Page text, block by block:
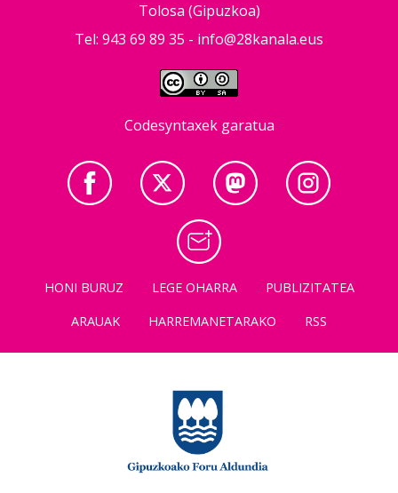
Tolosa (Gipuzkoa)
Tel: 943 69 89 35 - info@28kanala.eus
Codesyntaxek garatua
HONI BURUZ LEGE OHARRA
PUBLIZITATEA
ARAUAK
HARREMANETARAKO RSS